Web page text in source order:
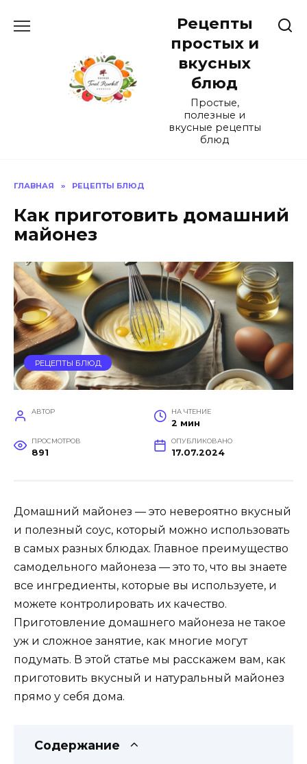
Рецепты
простых и
вкусных
блюд
Простые,
полезные и
вкусные рецепты
блюд
ГЛАВНАЯ » РЕЦЕПТЫ БЛЮД
Как приготовить домашний
майонез
РЕЦЕПТЫ БЛЮД
АВТОР НА ЧТЕНИЕ
2 мин
ПРОСМОТРОВ
891
ОПУБЛИКОВАНО
17.07.2024
Домашний майонез — это невероятно вкусный
и полезный соус, который можно использовать
в самых разных блюдах. Главное преимущество
самодельного майонеза — это то, что вы знаете
все ингредиенты, которые вы используете, и
можете контролировать их качество.
Приготовление домашнего майонеза не такое
уж и сложное занятие, как многие могут
подумать. В этой статье мы расскажем вам, как
приготовить вкусный и натуральный майонез
прямо у себя дома.
Содержание